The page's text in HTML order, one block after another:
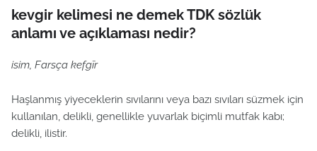
kevgir kelimesi ne demek TDK sözlük
anlamı ve açıklaması nedir?
isim, Farsça kefgīr
Haşlanmış yiyeceklerin sıvılarını veya bazı sıvıları süzmek için
kullanılan, delikli, genellikle yuvarlak biçimli mutfak kabı;
delikli, ilistir.